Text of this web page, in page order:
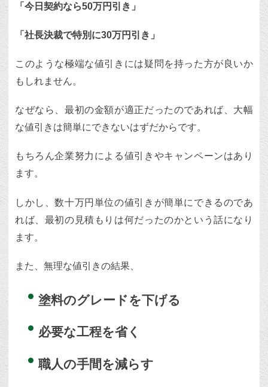
「今日契約なら50万円引き」
「社長決裁で特別に30万円引き」
このような極端な値引きには疑問を持った方が良いか
もしれません。
なぜなら、最初の金額が適正だったのであれば、大幅
な値引きは簡単にできないはずだからです。
もちろん企業努力による値引きやキャンペーンはあり
ます。
しかし、数十万円単位の値引きが簡単にできるのであ
れば、最初の見積もりは何だったのかという話になり
ます。
また、無理な値引きの結果、
塗料のグレードを下げる
必要な工程を省く
職人の手間を減らす